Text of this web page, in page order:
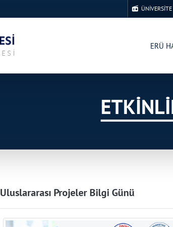
ERÜ
Uluslararası Projeler Bilgi Günü